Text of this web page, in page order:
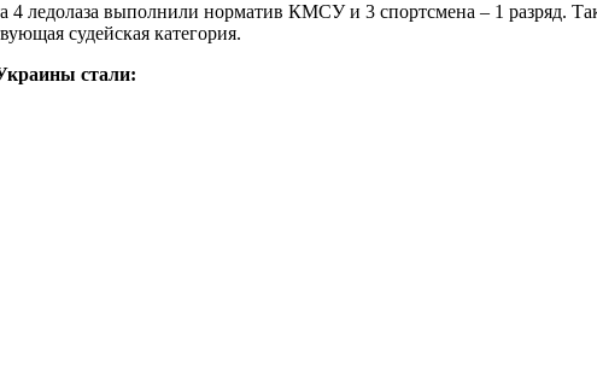
4 ледолаза выполнили норматив КМСУ и 3 спортсмена – 1 разряд.
судейская категория.
стали: